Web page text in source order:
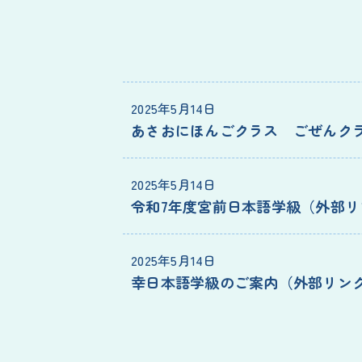
2025年5月14日
あさおにほんごクラス ごぜんク
2025年5月14日
令和7年度宮前日本語学級
2025年5月14日
幸日本語学級のご案内